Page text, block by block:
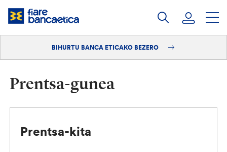
Pasatu
edukia
Bihurtu bezero
BIHURTU BANCA ETICAKO BEZERO
Prentsa-gunea
Prentsa-kita